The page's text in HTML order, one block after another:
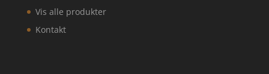
Vis alle produkter
Kontakt